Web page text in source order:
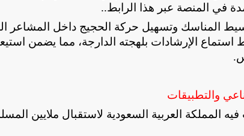
في المنصة عبر هذا الرابط..
المناسك وتسهيل حركة الحجيج داخل المشاعر
الإرشادات بلهجته الدارجة، مما يضمن
.
والتطبيقات
المملكة العربية السعودية لاستقبال ملايين